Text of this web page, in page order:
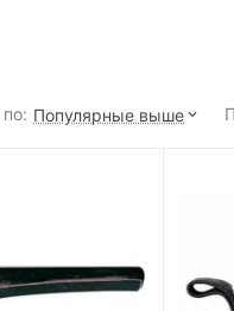
Популярные выше